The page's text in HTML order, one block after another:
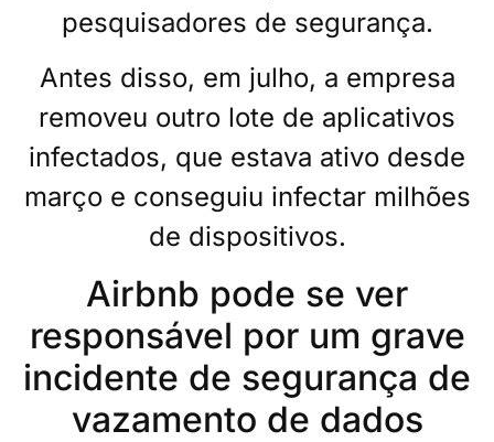
pesquisadores de segurança.
Antes disso, em julho, a empresa
removeu outro lote de aplicativos
infectados, que estava ativo desde
março e conseguiu infectar milhões
de dispositivos.
Airbnb pode se ver
responsável por um grave
incidente de segurança de
vazamento de dados